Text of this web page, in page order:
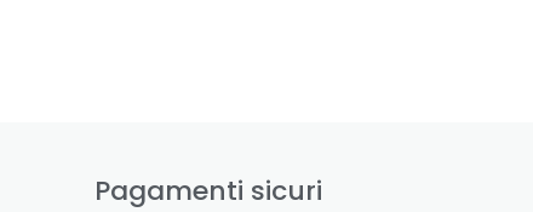
Pagamenti sicuri